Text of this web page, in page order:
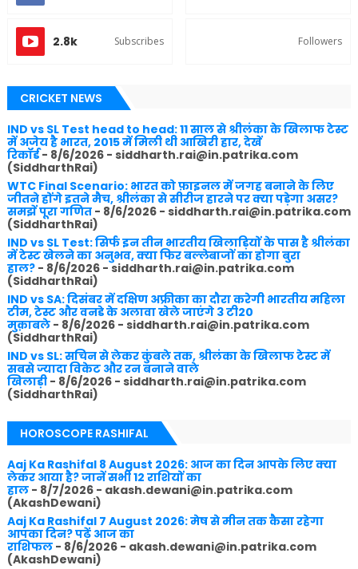
2.8k Subscribes Followers
CRICKET NEWS
IND vs SL Test head to head: 11 साल से श्रीलंका के खिलाफ टेस्ट
में अजेय है भारत, 2015 में मिली थी आखिरी हार, देखें
रिकॉर्ड- 8/6/2026- siddharth.rai@in.patrika.com
(SiddharthRai)
WTC Final Scenario: भारत को फ़ाइनल में जगह बनाने के लिए
जीतने होंगे इतने मैच, श्रीलंका से सीरीज हारने पर क्या पड़ेगा असर?
समझें पूरा गणित- 8/6/2026- siddharth.rai@in.patrika.com
(SiddharthRai)
IND vs SL Test: सिर्फ इन तीन भारतीय खिलाड़ियों के पास है श्रीलंका
में टेस्ट खेलने का अनुभव, क्या फिर बल्लेबाजों का होगा बुरा
हाल?- 8/6/2026- siddharth.rai@in.patrika.com
(SiddharthRai)
IND vs SA: दिसंबर में दक्षिण अफ्रीका का दौरा करेगी भारतीय महिला
टीम, टेस्ट और वनडे के अलावा खेले जाएंगे 3 टी20
मुक़ाबले- 8/6/2026- siddharth.rai@in.patrika.com
(SiddharthRai)
IND vs SL: सचिन से लेकर कुंबले तक, श्रीलंका के खिलाफ टेस्ट में
सबसे ज्यादा विकेट और रन बनाने वाले
खिलाड़ी- 8/6/2026- siddharth.rai@in.patrika.com
(SiddharthRai)
HOROSCOPE RASHIFAL
Aaj Ka Rashifal 8 August 2026: आज का दिन आपके लिए क्या
लेकर आया है? जानें सभी 12 राशियों का
हाल- 8/7/2026- akash.dewani@in.patrika.com
(AkashDewani)
Aaj Ka Rashifal 7 August 2026: मेष से मीन तक कैसा रहेगा
आपका दिन? पढ़ें आज का
राशिफल- 8/6/2026- akash.dewani@in.patrika.com
(AkashDewani)